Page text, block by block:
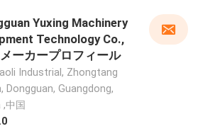
Yuxing Machinery
Technology Co.,
ーカープロフィール
Industrial, Zhongtang
Dongguan, Guangdong,
,中国